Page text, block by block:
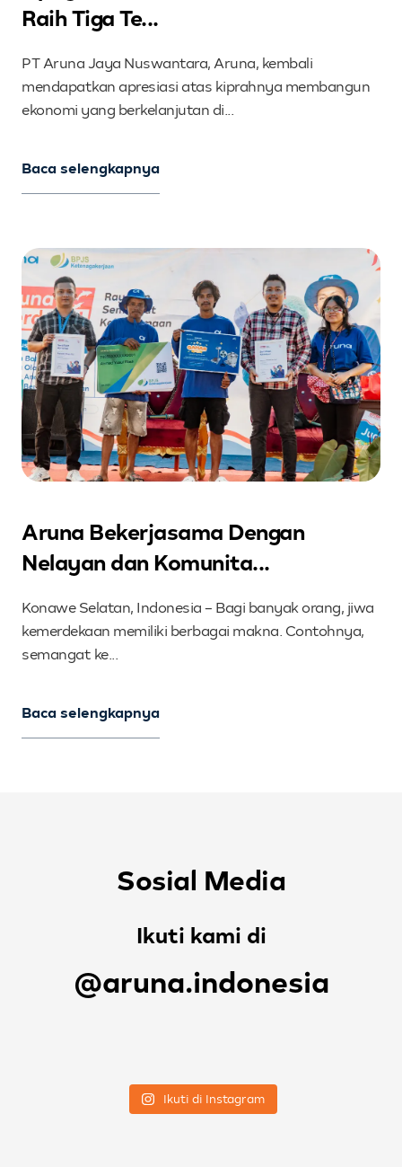
Raih Tiga Te...
PT Aruna Jaya Nuswantara, Aruna, kembali
mendapatkan apresiasi atas kiprahnya membangun
ekonomi yang berkelanjutan di...
Baca selengkapnya
Aruna Bekerjasama Dengan
Nelayan dan Komunita...
Konawe Selatan, Indonesia – Bagi banyak orang, jiwa
kemerdekaan memiliki berbagai makna. Contohnya,
semangat ke...
Baca selengkapnya
Sosial Media
Ikuti kami di
@aruna.indonesia
Ikuti di Instagram